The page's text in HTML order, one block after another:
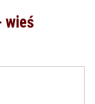
wieś